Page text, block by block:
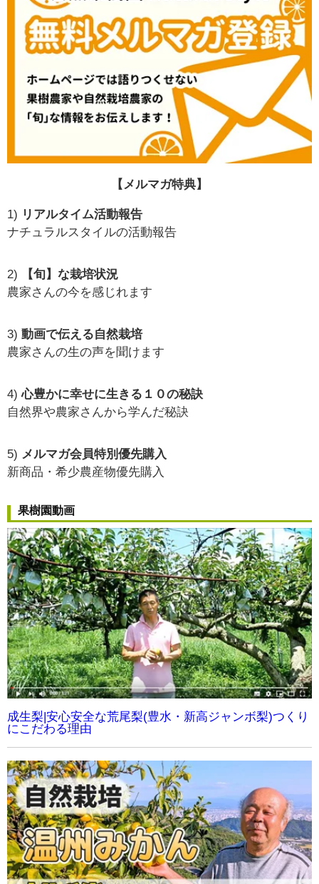
【メルマガ特典】
1) リアルタイム活動報告
ナチュラルスタイルの活動報告
2)
【旬】な栽培状況
農家さんの今を感じれます
3) 動画で伝える自然栽培
農家さんの生の声を聞けます
4)心豊かに幸せに生きる１０の秘訣
自然界や農家さんから学んだ秘訣
5) メルマガ会員特別優先購入
新商品・希少農産物優先購入
果樹園動画
成生梨|安心安全な荒尾梨(豊水・新高ジャンボ梨)つくり
にこだわる理由